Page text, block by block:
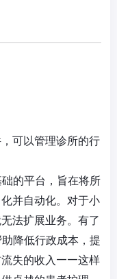
可以管理诊所的行
的平台，旨在将所
并自动化。对于小
法扩展业务。有了
降低行政成本，提
流失的收入——这样